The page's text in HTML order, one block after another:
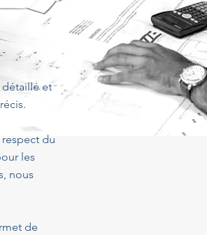
détaillé et
du
les
nous
de